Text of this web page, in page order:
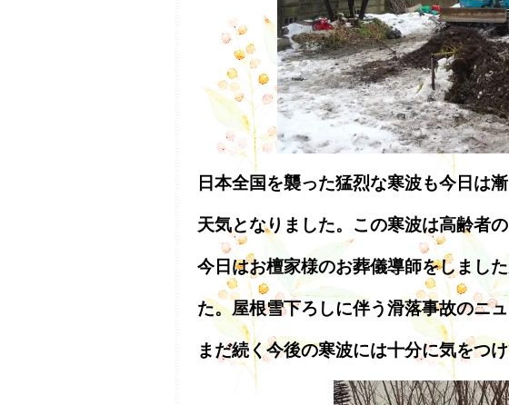
日本全国を襲った猛烈な寒波も今日は
天気となりました。この寒波は高齢者
今日はお檀家様のお葬儀導師をしまし
た。屋根雪下ろしに伴う滑落事故のニ
まだ続く今後の寒波には十分に気をつ